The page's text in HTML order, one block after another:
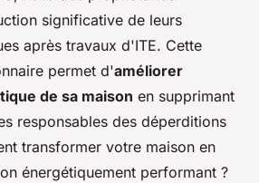
significative de leurs
après travaux d'ITE. Cette
permet d'améliorer
de sa maison en supprimant
responsables des déperditions
transformer votre maison en
énergétiquement performant ?